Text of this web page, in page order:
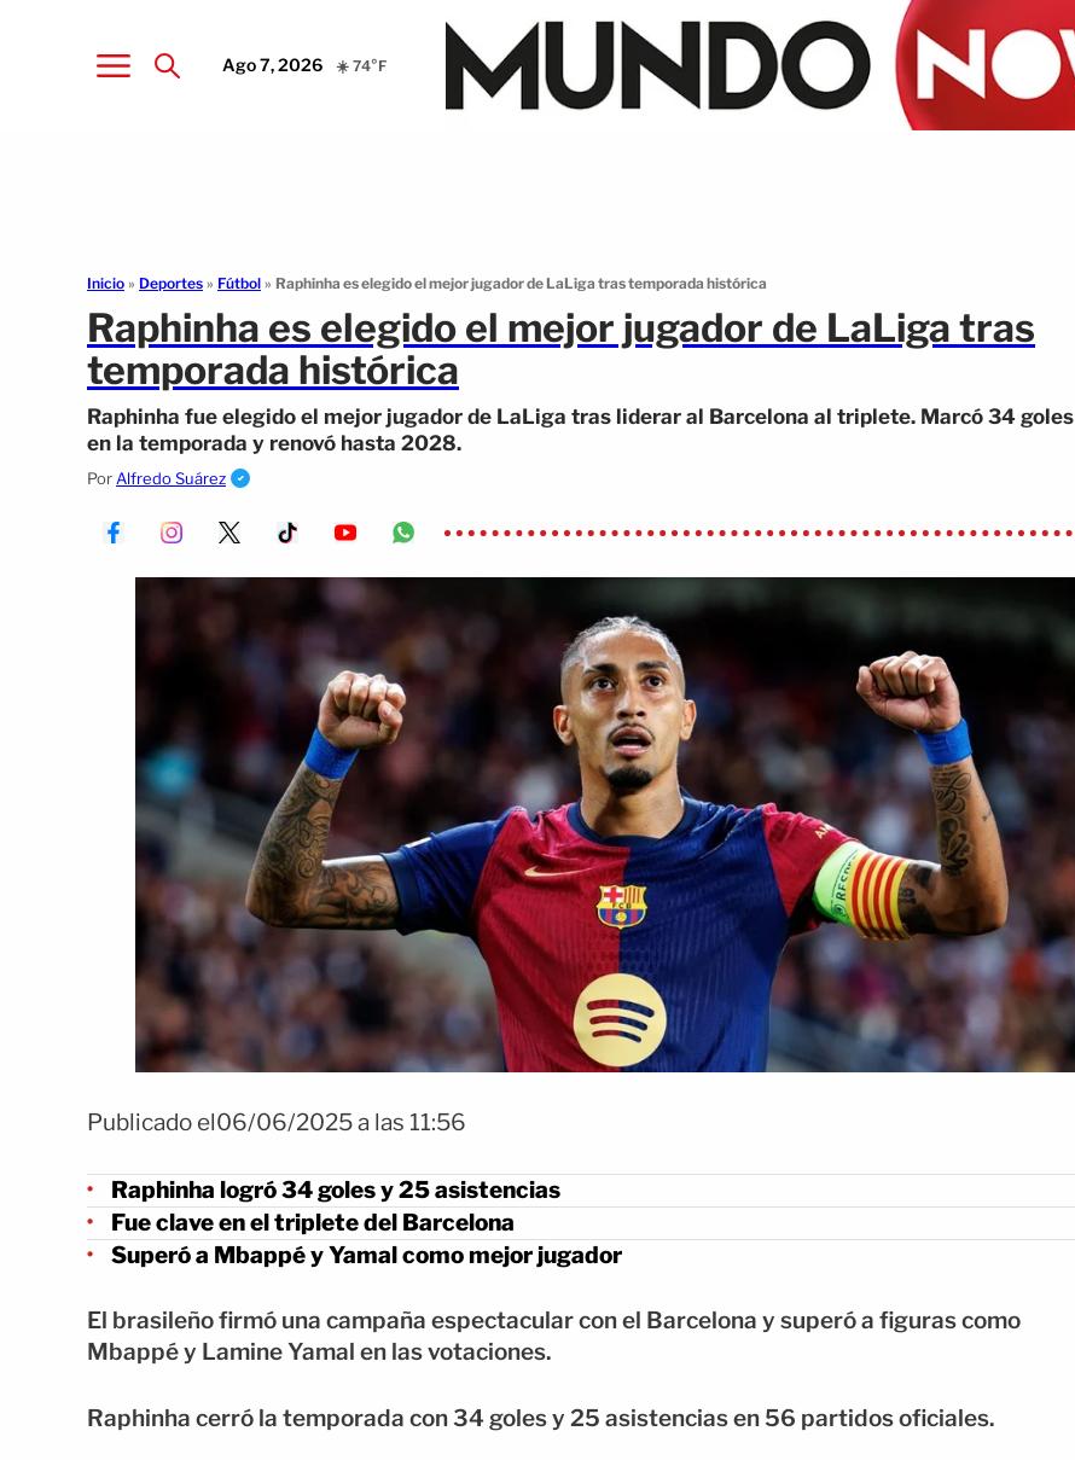
Ago 7, 2026 ☀️ 74°F
Inicio » Deportes » Fútbol » Raphinha es elegido el mejor jugador de LaLiga tras temporada histórica
Raphinha es elegido el mejor jugador de LaLiga tras
temporada histórica
Raphinha fue elegido el mejor jugador de LaLiga tras liderar al Barcelona al triplete. Marcó 34 goles
en la temporada y renovó hasta 2028.
Por Alfredo Suárez
Publicado el06/06/2025 a las 11:56
Raphinha logró 34 goles y 25 asistencias
Fue clave en el triplete del Barcelona
Superó a Mbappé y Yamal como mejor jugador
El brasileño firmó una campaña espectacular con el Barcelona y superó a figuras como
Mbappé y Lamine Yamal en las votaciones.
Raphinha cerró la temporada con 34 goles y 25 asistencias en 56 partidos oficiales.